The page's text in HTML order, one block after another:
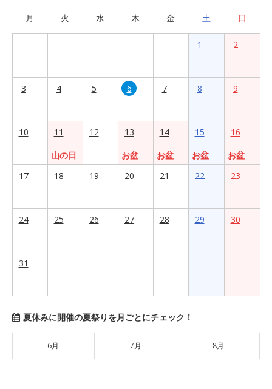
月 火 水 木 金 土 日
1 2
3 4 5 6 7 8 9
10
11
山の日
12
13
お盆
14
お盆
15
お盆
16
お盆
17
18 19 20 21 22 23
24 25 26 27 28 29 30
31
夏休みに開催の夏祭りを月ごとにチェック！
6月 7月 8月